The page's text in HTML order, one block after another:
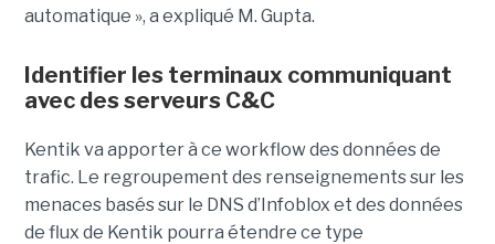
automatique », a expliqué M. Gupta.
Identifier les terminaux communiquant
avec des serveurs C&C
Kentik va apporter à ce workflow des données de
trafic. Le regroupement des renseignements sur les
menaces basés sur le DNS d’Infoblox et des données
de flux de Kentik pourra étendre ce type